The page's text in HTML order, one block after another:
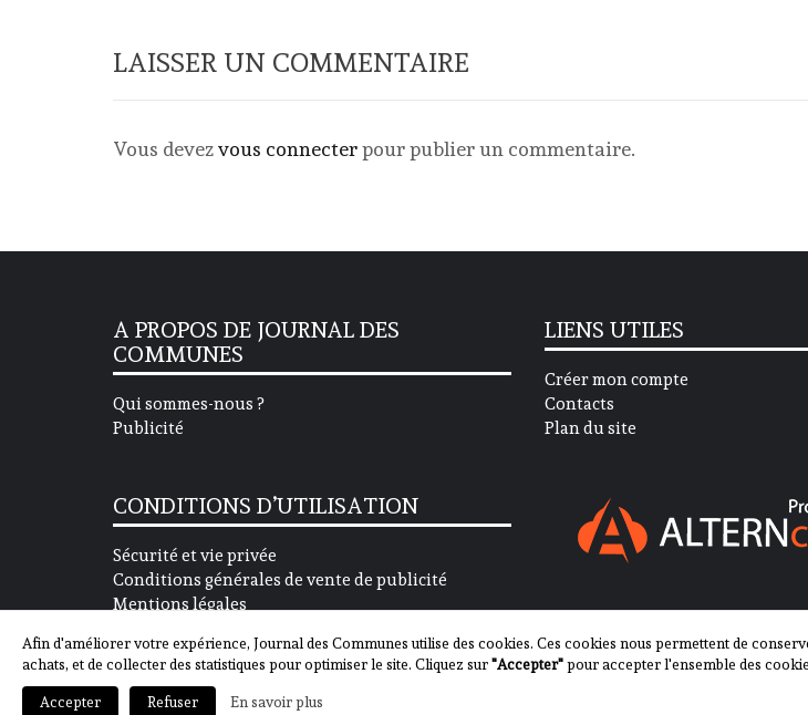
LAISSER UN COMMENTAIRE
Vous devezvous connecterpour publier un commentaire.
A PROPOS DE JOURNAL DES
COMMUNES
Qui sommes-nous ?
Publicité
CONDITIONS D’UTILISATION
Sécurité et vie privée
Conditions générales de vente de publicité
Mentions légales
LIENS UTILES
Créer mon compte
Contacts
Plan du site
Afin d'améliorer votre expérience, Journal des Communes utilise des cookies. Ces cookies nous permettent de
achats, et de collecter des statistiques pour optimiser le site. Cliquez sur"Accepter"pour accepter l'ensemble des
Accepter Refuser En savoir plus